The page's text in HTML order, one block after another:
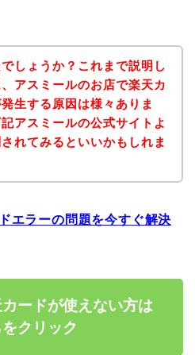
しょうか？これまで説明し
アスミールのお店で楽天カ
生する原因は様々ありま
アスミールの公式サイトよ
れてみるといいかもしれま
エラーの問題を今すぐ解決
ードが使えない方は
クリック